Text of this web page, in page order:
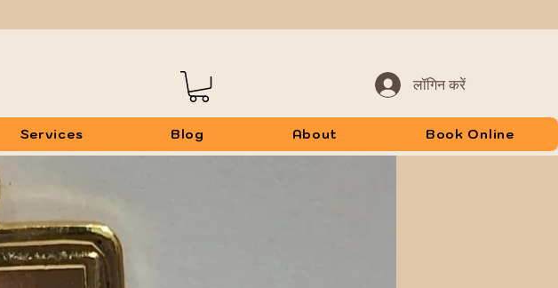
लॉगिन करें
Services Blog About Book Online